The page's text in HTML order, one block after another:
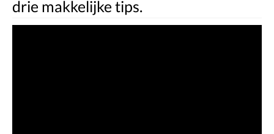
drie makkelijke tips.